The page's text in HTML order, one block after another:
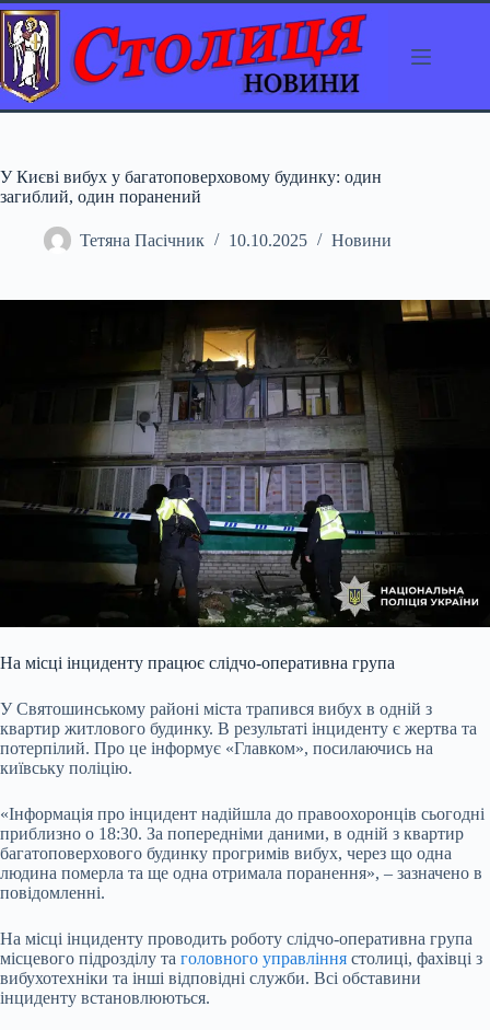
Перейти
до
вмісту
У Києві вибух у багатоповерховому будинку: один
загиблий, один поранений
Тетяна Пасічник 10.10.2025 Новини
На місці інциденту працює слідчо-оперативна група
У Святошинському районі міста трапився вибух в одній з
квартир житлового будинку. В результаті інциденту є жертва та
потерпілий. Про це інформує «Главком», посилаючись на
київську поліцію.
«Інформація про інцидент надійшла до правоохоронців сьогодні
приблизно о 18:30. За попередніми даними, в одній з квартир
багатоповерхового будинку прогримів вибух, через що одна
людина померла та ще одна отримала поранення», – зазначено в
повідомленні.
На місці інциденту проводить роботу слідчо-оперативна група
місцевого підрозділу та головного управління столиці, фахівці з
вибухотехніки та інші відповідні служби. Всі обставини
інциденту встановлюються.